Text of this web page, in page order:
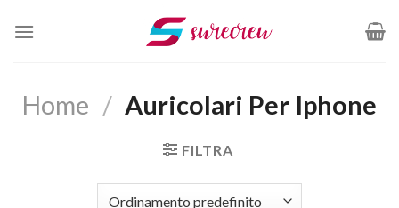
Home / Auricolari Per Iphone
FILTRA